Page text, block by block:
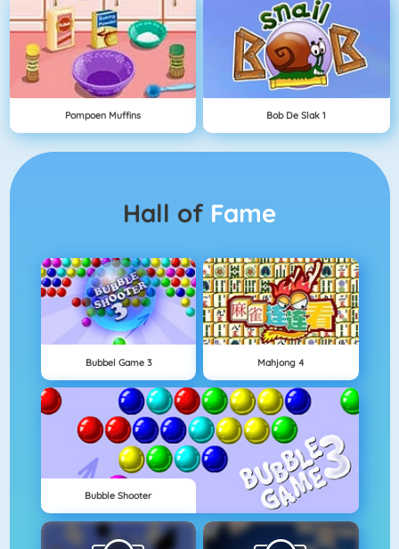
Pompoen Muffins Bob De Slak 1
Hall of Fame
Bubbel Game 3 Mahjong 4
Bubble Shooter